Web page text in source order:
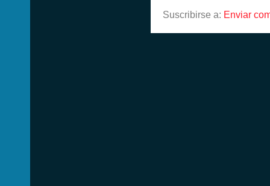
Suscribirse a: Enviar